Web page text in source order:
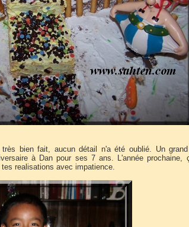
bien fait, aucun détail n'a été oublié. Un
à Dan pour ses 7 ans. L'année prochaine,
realisations avec impatience.